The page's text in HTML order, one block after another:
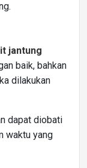
jantung
baik, bahkan
dilakukan
dapat diobati
waktu yang